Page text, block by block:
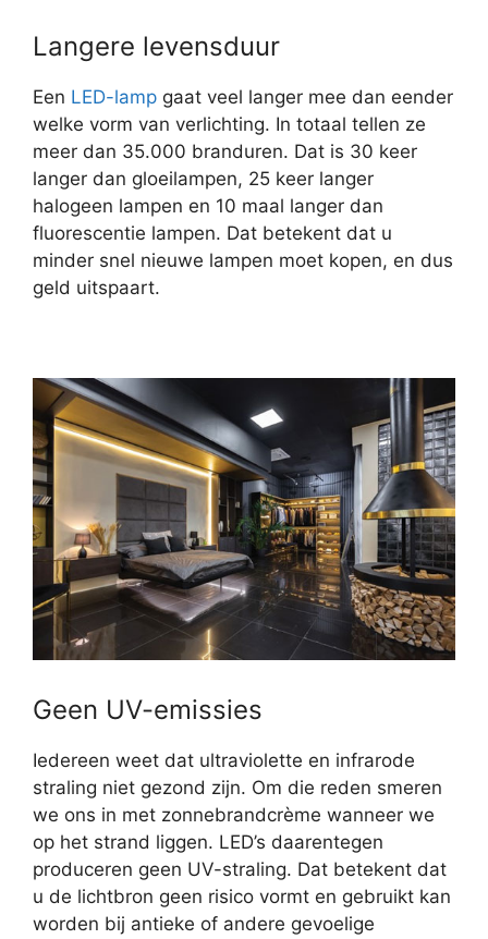
Langere levensduur
Een LED-lamp gaat veel langer mee dan eender
welke vorm van verlichting. In totaal tellen ze
meer dan 35.000 branduren. Dat is 30 keer
langer dan gloeilampen, 25 keer langer
halogeen lampen en 10 maal langer dan
fluorescentie lampen. Dat betekent dat u
minder snel nieuwe lampen moet kopen, en dus
geld uitspaart.
Geen UV-emissies
Iedereen weet dat ultraviolette en infrarode
straling niet gezond zijn. Om die reden smeren
we ons in met zonnebrandcrème wanneer we
op het strand liggen. LED’s daarentegen
produceren geen UV-straling. Dat betekent dat
u de lichtbron geen risico vormt en gebruikt kan
worden bij antieke of andere gevoelige